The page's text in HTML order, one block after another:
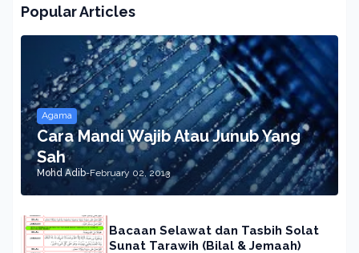
Popular Articles
Agama
Cara Mandi Wajib Atau Junub Yang
Sah
Mohd Adib-February 02, 2013
Bacaan Selawat dan Tasbih Solat
Sunat Tarawih (Bilal & Jemaah)